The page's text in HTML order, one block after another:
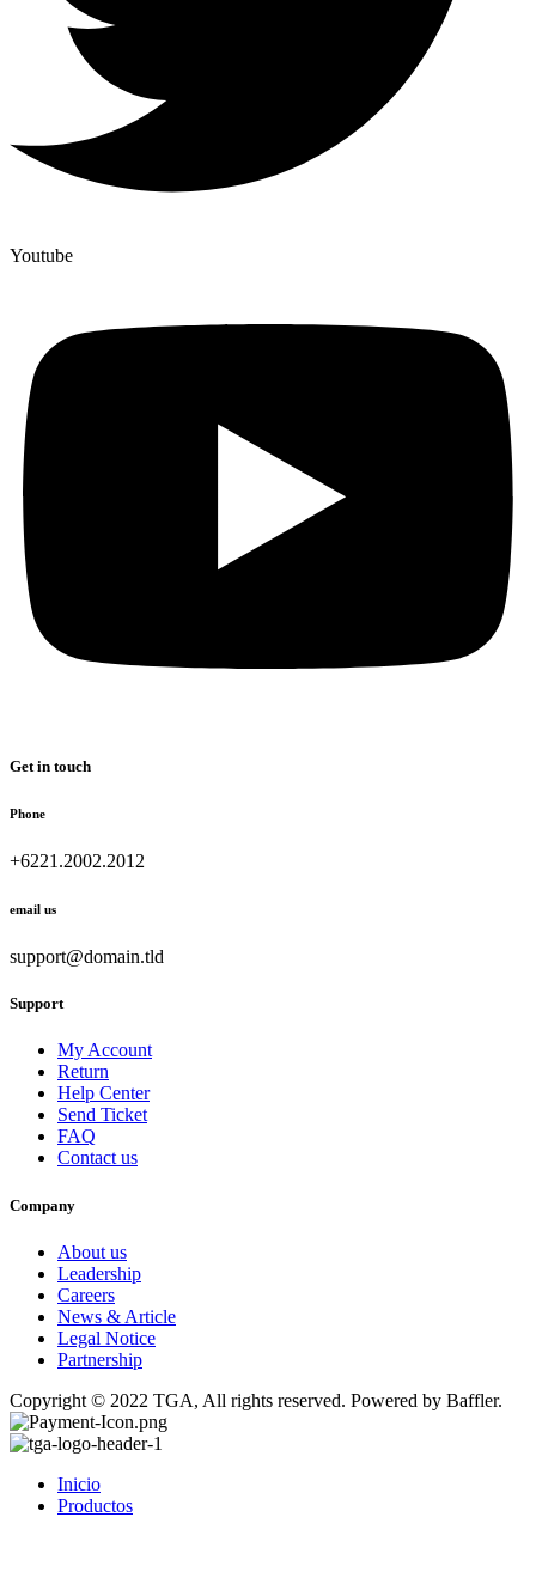
Youtube
Get in touch
Phone
+6221.2002.2012
email us
support@domain.tld
Support
My Account
Return
Help Center
Send Ticket
FAQ
Contact us
Company
About us
Leadership
Careers
News & Article
Legal Notice
Partnership
Copyright © 2022 TGA, All rights reserved. Powered by Baffler.
Inicio
Productos